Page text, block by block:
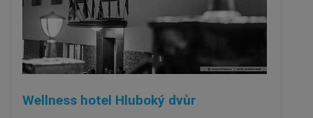
Wellness hotel Hluboký dvůr